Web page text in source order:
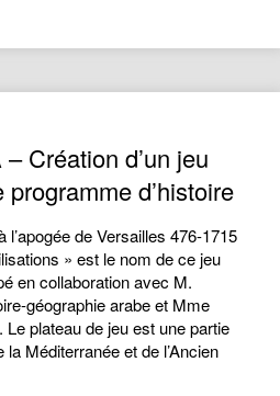
Création d’un jeu
d’histoire
de Versailles 476-1715
» est le nom de ce jeu
en collaboration avec M.
géographie arabe et Mme
plateau de jeu est une partie
Méditerranée et de l’Ancien